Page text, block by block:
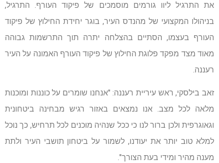
את התרגיל ליוו גורמים מוסמכים של פיקוד העורף. התרגיל,
בניהולו המקצועי של מהנדס העיר, בוגר יחידת החילוץ של פיקוד
העורף בעצמו, הסתיים בהצלחה יתרה תוך התרשמות גבוהה
מאוד מצד מפקד פלוגת החילוץ של פיקוד העורף האמונה על העיר
רעננה.
זאב בילסקי, ראש עיריית רעננה: "אנחנו שומרים על כוננות ומוכנות
מלאה לכל מצב. אנו נמצאים באזור רגיש מבחינה ביטחונית
וגאוגרפית ולכן ברור לנו כי ככל שנהיה מוכנים לכל תרחיש, כך נוכל
למלא טוב יותר את יעודנו, לשמור על ביטחון תושבי העיר ולתת
מענה מהיר ומידי בעת הצורך".